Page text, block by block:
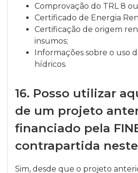
Comprovação do TRL 8
Certificado de Energia
Certificação de origem
insumos;
Informações sobre o uso
hídricos.
16. Posso utilizar
de um projeto
financiado pela
contrapartida
Sim, desde que o projeto